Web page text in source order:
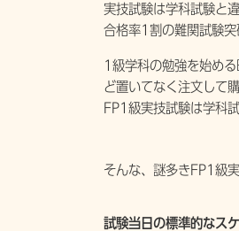
実技試験は学科試験と
合格率1割の難関試験突
1級学科の勉強を始め
ど置いてなく注文して
FP1級実技試験は学科
そんな、謎多きFP1級
試験当日の標準的なス